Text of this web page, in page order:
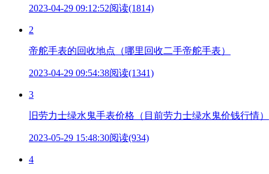
2023-04-29 09:12:52阅读(1814)
2
帝舵手表的回收地点（哪里回收二手帝舵手表）
2023-04-29 09:54:38阅读(1341)
3
旧劳力士绿水鬼手表价格（目前劳力士绿水鬼价钱行情）
2023-05-29 15:48:30阅读(934)
4